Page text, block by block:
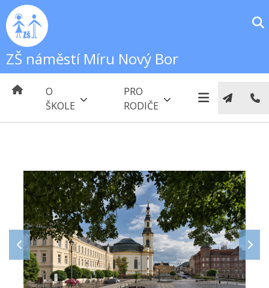
ZŠ náměstí Míru Nový Bor
O
ŠKOLE
PRO
RODIČE